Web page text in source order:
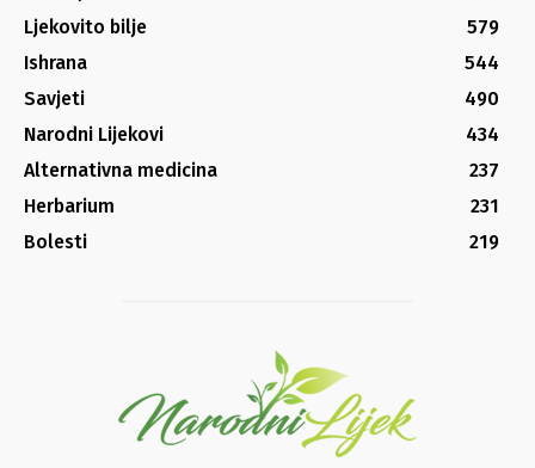
Ljekovito bilje
579
Ishrana
544
Savjeti
490
Narodni Lijekovi
434
Alternativna medicina
237
Herbarium
231
Bolesti
219